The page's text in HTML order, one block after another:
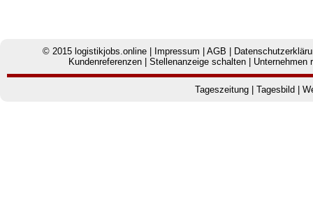
© 2015 logistikjobs.online Impressum |AGB
Kundenreferenzen |Stellenanzeige schalten Unternehmen
Tageszeitung Tagesbild